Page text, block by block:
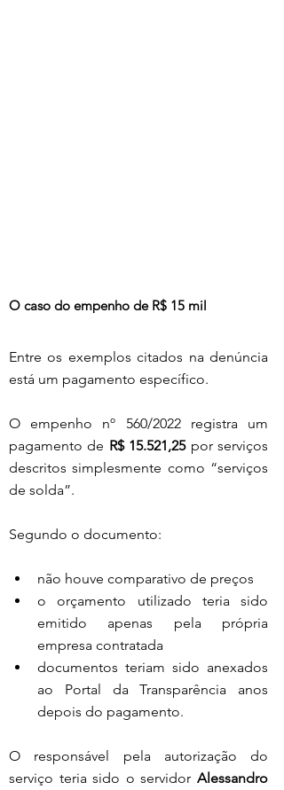
O caso do empenho de R$ 15 mil
Entre os exemplos citados na denúncia
está um pagamento específico.
O empenho nº 560/2022 registra um
pagamento de R$ 15.521,25 por serviços
descritos simplesmente como “serviços
de solda”.
Segundo o documento:
não houve comparativo de preços
o orçamento utilizado teria sido
emitido apenas pela própria
empresa contratada
documentos teriam sido anexados
ao Portal da Transparência anos
depois do pagamento.
O responsável pela autorização do
serviço teria sido o servidor Alessandro